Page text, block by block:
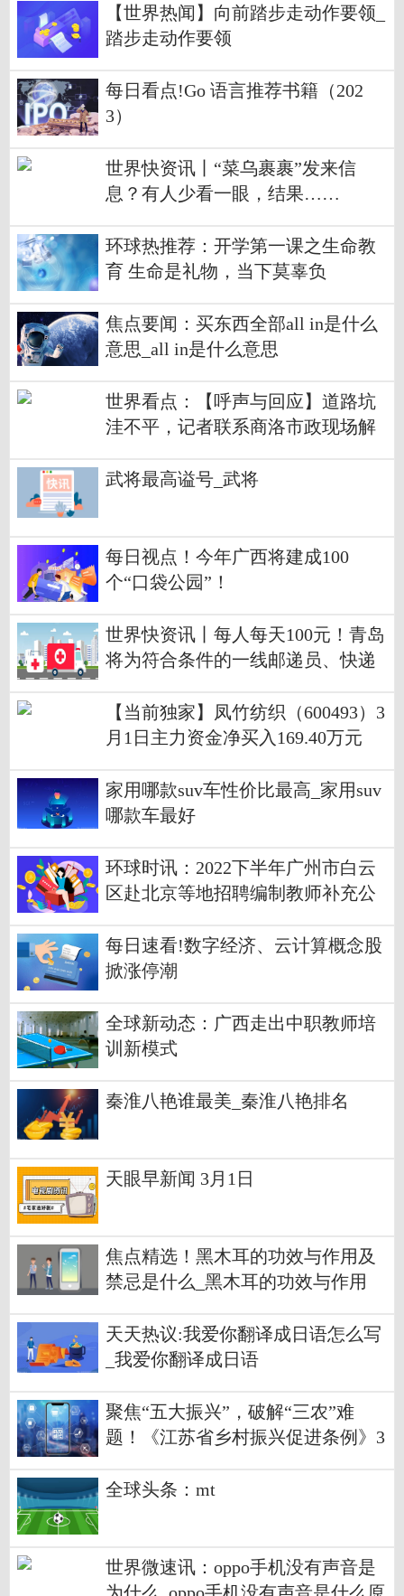
【世界热闻】向前踏步走动作要领_
踏步走动作要领
每日看点!Go 语言推荐书籍（202
3）
世界快资讯丨“菜乌裹裹”发来信
息？有人少看一眼，结果……
环球热推荐：开学第一课之生命教
育 生命是礼物，当下莫辜负
焦点要闻：买东西全部all in是什么
意思_all in是什么意思
世界看点：【呼声与回应】道路坑
洼不平，记者联系商洛市政现场解
武将最高谥号_武将
每日视点！今年广西将建成100
个“口袋公园”！
世界快资讯丨每人每天100元！青岛
将为符合条件的一线邮递员、快递
【当前独家】凤竹纺织（600493）3
月1日主力资金净买入169.40万元
家用哪款suv车性价比最高_家用suv
哪款车最好
环球时讯：2022下半年广州市白云
区赴北京等地招聘编制教师补充公
每日速看!数字经济、云计算概念股
掀涨停潮
全球新动态：广西走出中职教师培
训新模式
秦淮八艳谁最美_秦淮八艳排名
天眼早新闻 3月1日
焦点精选！黑木耳的功效与作用及
禁忌是什么_黑木耳的功效与作用
天天热议:我爱你翻译成日语怎么写
_我爱你翻译成日语
聚焦“五大振兴”，破解“三农”难
题！《江苏省乡村振兴促进条例》3
全球头条：mt
世界微速讯：oppo手机没有声音是